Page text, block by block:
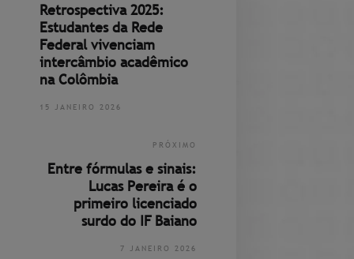
Retrospectiva 2025:
Estudantes da Rede
Federal vivenciam
intercâmbio acadêmico
na Colômbia
15 JANEIRO 2026
PRÓXIMO
Entre fórmulas e sinais:
Lucas Pereira é o
primeiro licenciado
surdo do IF Baiano
7 JANEIRO 2026